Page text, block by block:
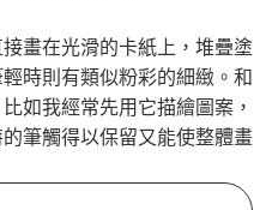
畫在光滑的卡紙上，堆疊塗
時則有類似粉彩的細緻。和
如我經常先用它描繪圖案，
筆觸得以保留又能使整體畫